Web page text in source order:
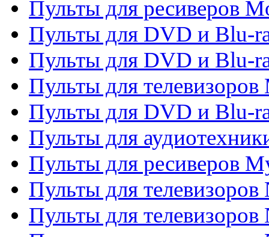
Пульты для ресиверов
Пульты для DVD и Blu-
Пульты для DVD и Blu-
Пульты для телевизоров
Пульты для DVD и Blu-
Пульты для
Пульты для ресиверов
Пульты для телевизоров
Пульты для телевизоров